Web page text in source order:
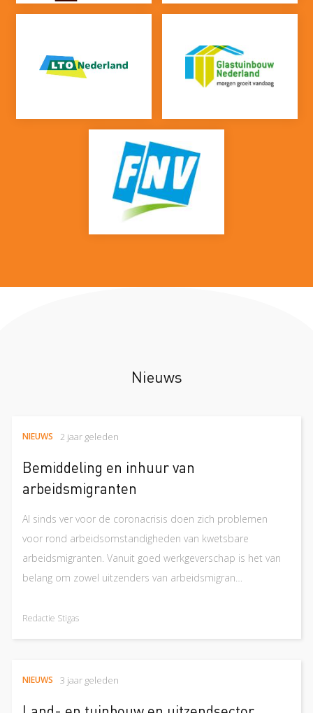
Nieuws
NIEUWS 2 jaar geleden
Bemiddeling en inhuur van
arbeidsmigranten
Al sinds ver voor de coronacrisis doen zich problemen
voor rond arbeidsomstandigheden van kwetsbare
arbeidsmigranten. Vanuit goed werkgeverschap is het van
belang om zowel uitzenders van arbeidsmigran…
Redactie Stigas
NIEUWS 3 jaar geleden